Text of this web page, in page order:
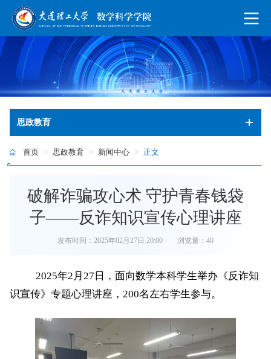
思政教育
首页 > 思政教育 > 新闻中心 > 正文
破解诈骗攻心术 守护青春钱袋
子——反诈知识宣传心理讲座
发布时间：2025年02月27日 20:00 浏览量： 40
2025年2 月 27 日， 面向数学本科学生举办《反诈知
识宣传》专题心理讲座， 200名左右学生参与。